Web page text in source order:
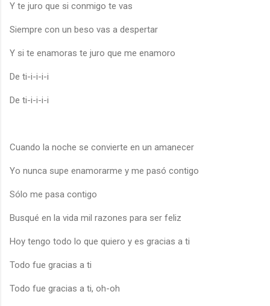
Y te juro que si conmigo te vas
Siempre con un beso vas a despertar
Y si te enamoras te juro que me enamoro
De ti-i-i-i-i
De ti-i-i-i-i
Cuando la noche se convierte en un amanecer
Yo nunca supe enamorarme y me pasó contigo
Sólo me pasa contigo
Busqué en la vida mil razones para ser feliz
Hoy tengo todo lo que quiero y es gracias a ti
Todo fue gracias a ti
Todo fue gracias a ti, oh-oh